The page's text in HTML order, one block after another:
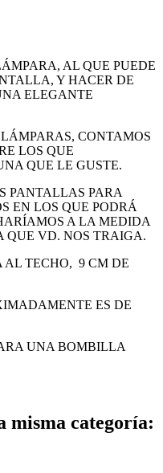
AL QUE PUEDE
Y HACER DE
ELEGANTE
CONTAMOS
LOS QUE
QUE LE GUSTE.
PANTALLAS PARA
EN LOS QUE PODRÁ
A LA MEDIDA
QUE VD. NOS TRAIGA.
AL TECHO, 9 CM DE
ES DE
UNA BOMBILLA
misma categoría: